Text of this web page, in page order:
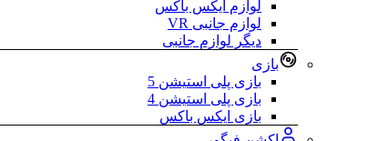
لوازم ایکس باکس
لوازم جانبی VR
دیگر لوازم جانبی
بازی
بازی پلی استیشن 5
بازی پلی استیشن 4
بازی ایکس باکس